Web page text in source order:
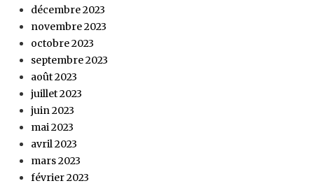
décembre 2023
novembre 2023
octobre 2023
septembre 2023
août 2023
juillet 2023
juin 2023
mai 2023
avril 2023
mars 2023
février 2023